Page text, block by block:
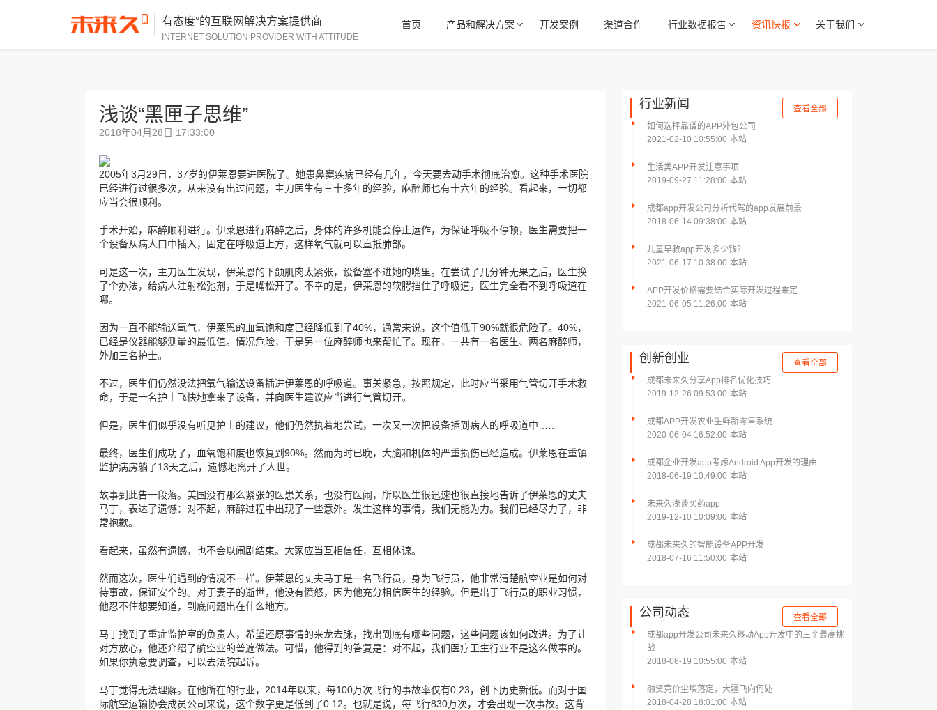
有态度°的互联网解决方案提供商
INTERNET SOLUTION PROVIDER WITH ATTITUDE
首页 产品和解决方案 开发案例 渠道合作 行业数据报告 资讯快报 关于我们
浅谈“黑匣子思维”
2018年04月28日 17:33:00
2005年3月29日，37岁的伊莱恩要进医院了。她患鼻窦疾病已经有几年，今天要去动手术彻底治愈。这种手术医院
已经进行过很多次，从来没有出过问题，主刀医生有三十多年的经验，麻醉师也有十六年的经验。看起来，一切都
应当会很顺利。
手术开始，麻醉顺利进行。伊莱恩进行麻醉之后，身体的许多机能会停止运作，为保证呼吸不停顿，医生需要把一
个设备从病人口中插入，固定在呼吸道上方，这样氧气就可以直抵肺部。
可是这一次，主刀医生发现，伊莱恩的下颌肌肉太紧张，设备塞不进她的嘴里。在尝试了几分钟无果之后，医生换
了个办法，给病人注射松弛剂，于是嘴松开了。不幸的是，伊莱恩的软腭挡住了呼吸道，医生完全看不到呼吸道在
哪。
因为一直不能输送氧气，伊莱恩的血氧饱和度已经降低到了40%，通常来说，这个值低于90%就很危险了。40%，
已经是仪器能够测量的最低值。情况危险，于是另一位麻醉师也来帮忙了。现在，一共有一名医生、两名麻醉师，
外加三名护士。
不过，医生们仍然没法把氧气输送设备插进伊莱恩的呼吸道。事关紧急，按照规定，此时应当采用气管切开手术救
命，于是一名护士飞快地拿来了设备，并向医生建议应当进行气管切开。
但是，医生们似乎没有听见护士的建议，他们仍然执着地尝试，一次又一次把设备插到病人的呼吸道中……
最终，医生们成功了，血氧饱和度也恢复到90%。然而为时已晚，大脑和机体的严重损伤已经造成。伊莱恩在重镇
监护病房躺了13天之后，遗憾地离开了人世。
故事到此告一段落。美国没有那么紧张的医患关系，也没有医闹，所以医生很迅速也很直接地告诉了伊莱恩的丈夫
马丁，表达了遗憾：对不起，麻醉过程中出现了一些意外。发生这样的事情，我们无能为力。我们已经尽力了，非
常抱歉。
看起来，虽然有遗憾，也不会以闹剧结束。大家应当互相信任，互相体谅。
然而这次，医生们遇到的情况不一样。伊莱恩的丈夫马丁是一名飞行员，身为飞行员，他非常清楚航空业是如何对
待事故，保证安全的。对于妻子的逝世，他没有愤怒，因为他充分相信医生的经验。但是出于飞行员的职业习惯，
他忍不住想要知道，到底问题出在什么地方。
马丁找到了重症监护室的负责人，希望还原事情的来龙去脉，找出到底有哪些问题，这些问题该如何改进。为了让
对方放心，他还介绍了航空业的普遍做法。可惜，他得到的答复是：对不起，我们医疗卫生行业不是这么做事的。
如果你执意要调查，可以去法院起诉。
马丁觉得无法理解。在他所在的行业，2014年以来，每100万次飞行的事故率仅有0.23，创下历史新低。而对于国
际航空运输协会成员公司来说，这个数字更是低到了0.12。也就是说，每飞行830万次，才会出现一次事故。这背
行业新闻
查看全部
如何选择靠谱的APP外包公司
2021-02-10 10:55:00 本站
生活类APP开发注意事项
2019-09-27 11:28:00 本站
成都app开发公司分析代驾的app发展前景
2018-06-14 09:38:00 本站
儿童早教app开发多少钱？
2021-06-17 10:38:00 本站
APP开发价格需要结合实际开发过程来定
2021-06-05 11:26:00 本站
创新创业
查看全部
成都未来久分享App排名优化技巧
2019-12-26 09:53:00 本站
成都APP开发农业生鲜新零售系统
2020-06-04 16:52:00 本站
成都企业开发app考虑Android App开发的理由
2018-06-19 10:49:00 本站
未来久浅谈买药app
2019-12-10 10:09:00 本站
成都未来久的智能设备APP开发
2018-07-16 11:50:00 本站
公司动态
查看全部
成都app开发公司未来久移动App开发中的三个最高挑
战
2018-06-19 10:55:00 本站
融资竞价尘埃落定，大疆飞向何处
2018-04-28 18:01:00 本站